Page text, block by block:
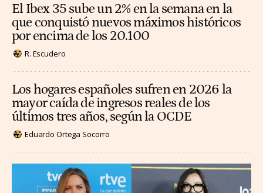
El Ibex 35 sube un 2% en la semana en la
que conquistó nuevos máximos históricos
por encima de los 20.100
R. Escudero
Los hogares españoles sufren en 2026 la
mayor caída de ingresos reales de los
últimos tres años, según la OCDE
Eduardo Ortega Socorro